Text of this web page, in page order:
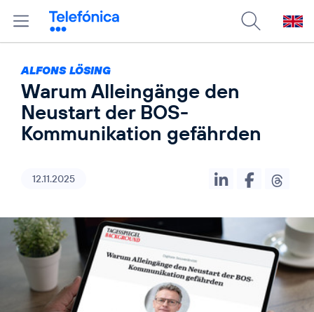
ALFONS LÖSING
Warum Alleingänge den
Neustart der BOS-
Kommunikation gefährden
12.11.2025